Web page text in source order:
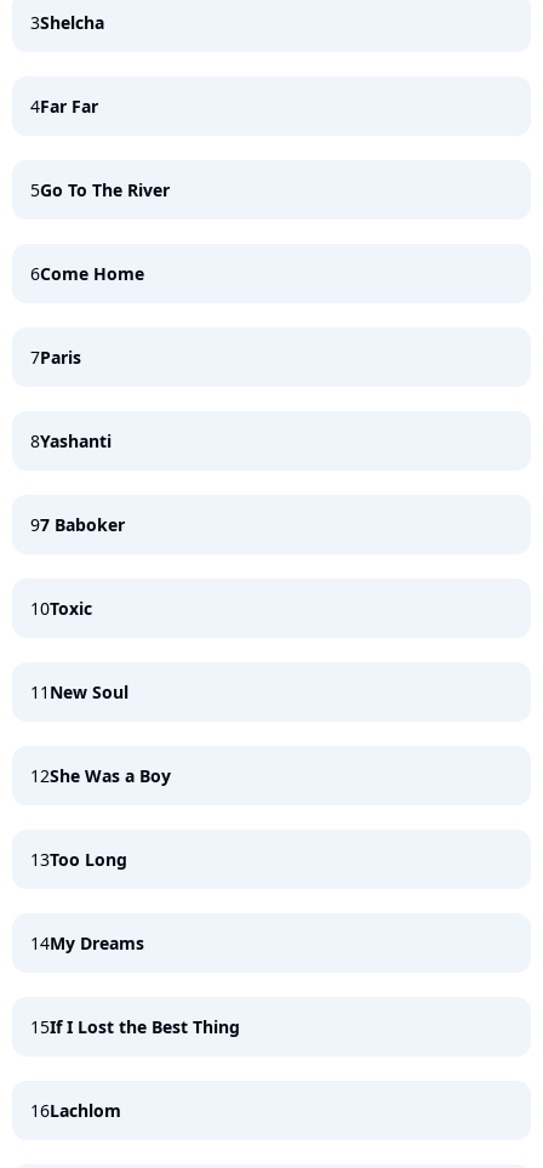
3Shelcha
4Far Far
5Go To The River
6Come Home
7Paris
8Yashanti
97 Baboker
10Toxic
11 New Soul
12She Was a Boy
13Too Long
14My Dreams
15If I Lost the Best Thing
16Lachlom